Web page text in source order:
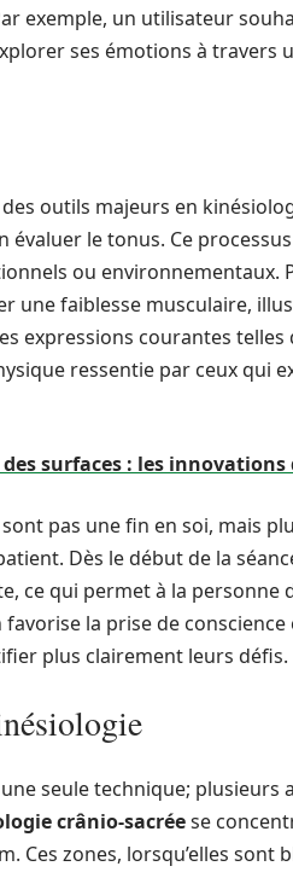
exemple, un utilisateur
ses émotions à travers
des outils majeurs en
le tonus. Ce
ou environnementaux.
une faiblesse musculaire,
expressions courantes telles
ressentie par ceux qui
surfaces : les
pas une fin en soi, mais
Dès le début de la
ce qui permet à la personne
la prise de
plus clairement leurs défis.
seule technique;
crânio-sacréese
Ces zones, lorsqu’elles sont